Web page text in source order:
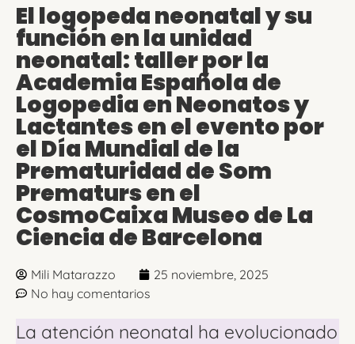
El logopeda neonatal y su
función en la unidad
neonatal: taller por la
Academia Española de
Logopedia en Neonatos y
Lactantes en el evento por
el Día Mundial de la
Prematuridad de Som
Prematurs en el
CosmoCaixa Museo de La
Ciencia de Barcelona
Mili Matarazzo
25 noviembre, 2025
No hay comentarios
La atención neonatal ha evolucionado